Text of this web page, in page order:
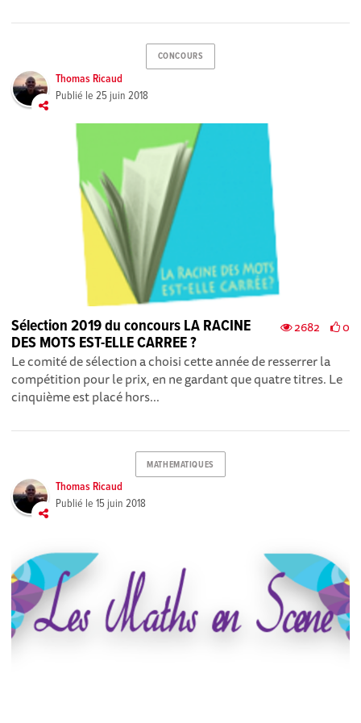
CONCOURS
Thomas Ricaud
Publié le25 juin 2018
2682 0
Sélection 2019 du concours LA RACINE
DES MOTS EST-ELLE CARREE ?
Le comité de sélection a choisi cette année de resserrer la
compétition pour le prix, en ne gardant que quatre titres. Le
cinquième est placé hors...
MATHEMATIQUES
Thomas Ricaud
Publié le15 juin 2018